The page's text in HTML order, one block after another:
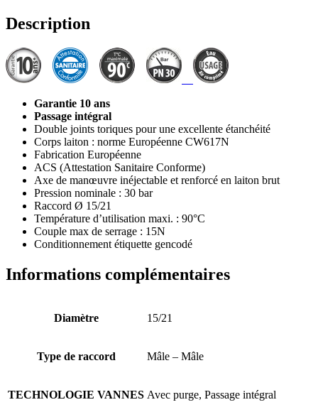
Description
Garantie 10 ans
Passage intégral
Double joints toriques pour une excellente étanchéité
Corps laiton : norme Européenne CW617N
Fabrication Européenne
ACS (Attestation Sanitaire Conforme)
Axe de manœuvre inéjectable et renforcé en laiton brut
Pression nominale : 30 bar
Raccord Ø 15/21
Température d’utilisation maxi. : 90°C
Couple max de serrage : 15N
Conditionnement étiquette gencodé
Informations complémentaires
Diamètre 15/21
Type de raccord Mâle – Mâle
TECHNOLOGIE VANNES Avec purge, Passage intégral